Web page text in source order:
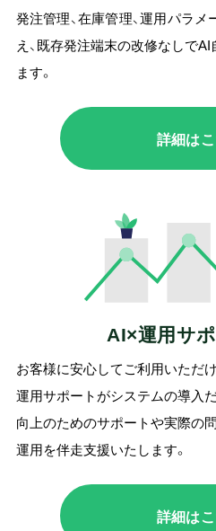
発注管理、在庫管理、運用パラ
え、既存発注端末の改修なしで
ます。
詳細は
AI×運用サ
お客様に安心してご利用いただ
運用サポートがシステムの導入
向上のためのサポートや実際の
運用を伴走支援いたします。
詳細は